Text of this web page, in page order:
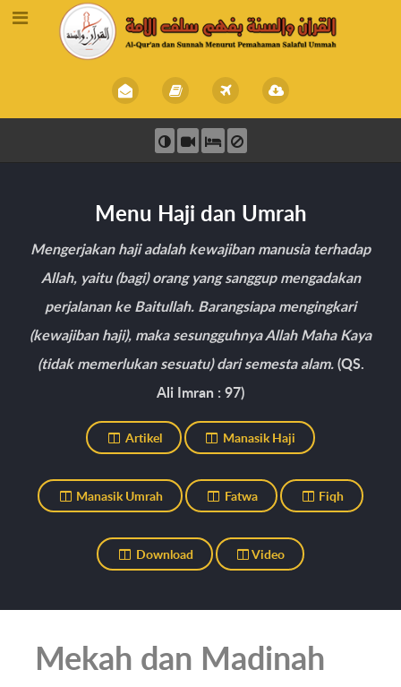
Menu Haji dan Umrah
Mengerjakan haji adalah kewajiban manusia terhadap
Allah, yaitu (bagi) orang yang sanggup mengadakan
perjalanan ke Baitullah. Barangsiapa mengingkari
(kewajiban haji), maka sesungguhnya Allah Maha Kaya
(tidak memerlukan sesuatu) dari semesta alam.(QS.
Ali Imran : 97)
Artikel Manasik Haji
Manasik Umrah Fatwa Fiqh
Download Video
Mekah dan Madinah